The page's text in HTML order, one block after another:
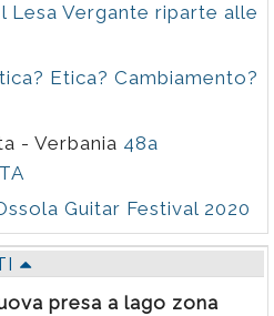
Lesa Vergante riparte alle
Etica? Cambiamento?
- Verbania 48a
Guitar Festival 2020
presa a lago zona